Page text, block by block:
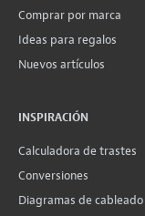
Comprar por marca
Ideas para regalos
Nuevos artículos
INSPIRACIÓN
Calculadora de trastes
Conversiones
Diagramas de cableado